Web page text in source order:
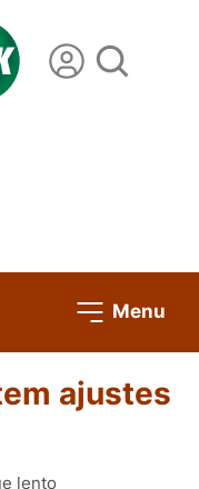
Menu
ajustes
lento